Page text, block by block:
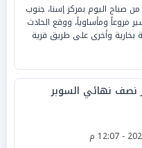
صباح اليوم بمركز إسنا، جنوب
مروعاً ومأساوياً، ووقع الحادث
بخارية وأخرى على طريق قرية
نصف نهائي السوبر